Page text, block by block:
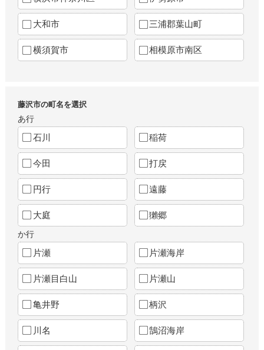
大和市 三浦郡葉山町
横須賀市 相模原市南区
藤沢市の町名を選択
あ行
石川 稲荷
今田 打戻
円行 遠藤
大庭 獺郷
か行
片瀬 片瀬海岸
片瀬目白山 片瀬山
亀井野 柄沢
川名 鵠沼海岸